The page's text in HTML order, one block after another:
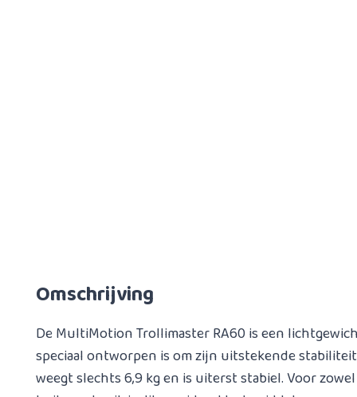
Omschrijving
De MultiMotion Trollimaster RA60 is een
speciaal ontworpen is om zijn uitstekende
weegt slechts 6,9 kg en is uiterst stabiel. Voor